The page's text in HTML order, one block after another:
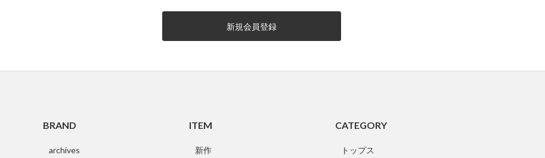
BRAND
archives
ITEM
新作
CATEGORY
トップス